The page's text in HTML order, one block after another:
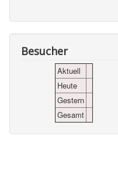
Besucher
Aktuell
Heute
Gestern
Gesamt